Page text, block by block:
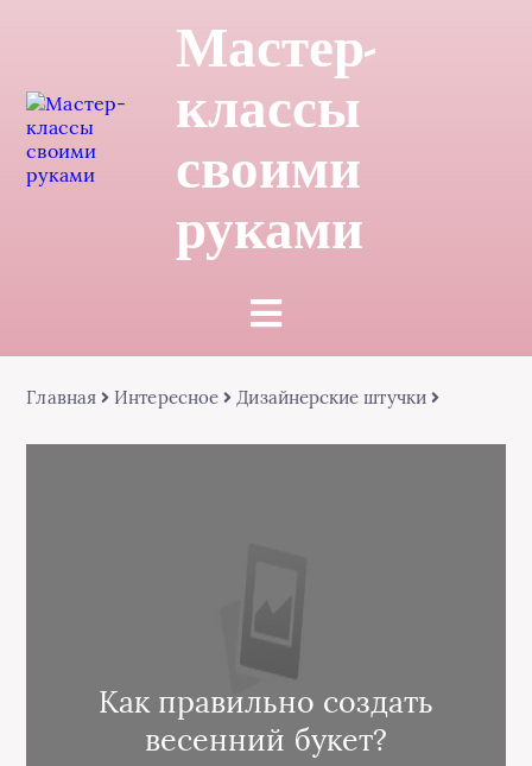
Мастер-
классы
своими
руками
Главная Интересное Дизайнерские штучки
Как правильно создать
весенний букет?